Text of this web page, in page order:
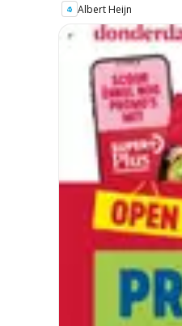
Albert Heijn